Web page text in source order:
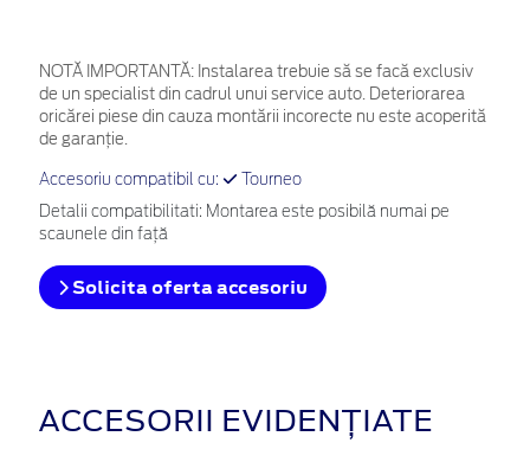
NOTĂ IMPORTANTĂ: Instalarea trebuie să se facă exclusiv
de un specialist din cadrul unui service auto. Deteriorarea
oricărei piese din cauza montării incorecte nu este acoperită
de garanţie.
Accesoriu compatibil cu: Tourneo
Detalii compatibilitati: Montarea este posibilă numai pe
scaunele din față
Solicita oferta accesoriu
ACCESORII EVIDENȚIATE